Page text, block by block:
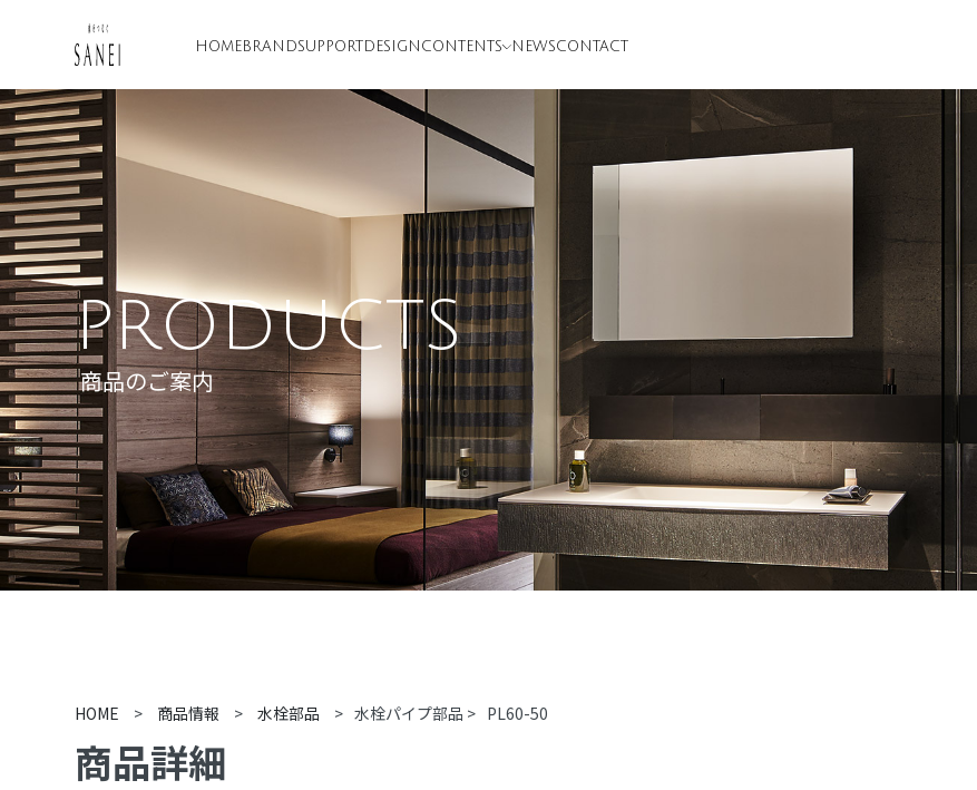
HOME BRANDSUPPORT DESIGN CONTENTS NEWSCONTACT
PRODUCTS
商品のご案内
HOME > 商品情報 > 水栓部品 > 水栓パイプ部品 > PL60-50
商品詳細